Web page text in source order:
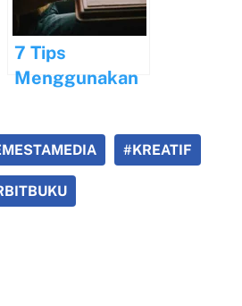
7 Tips
Menggunakan
Profesional
#KREATIF